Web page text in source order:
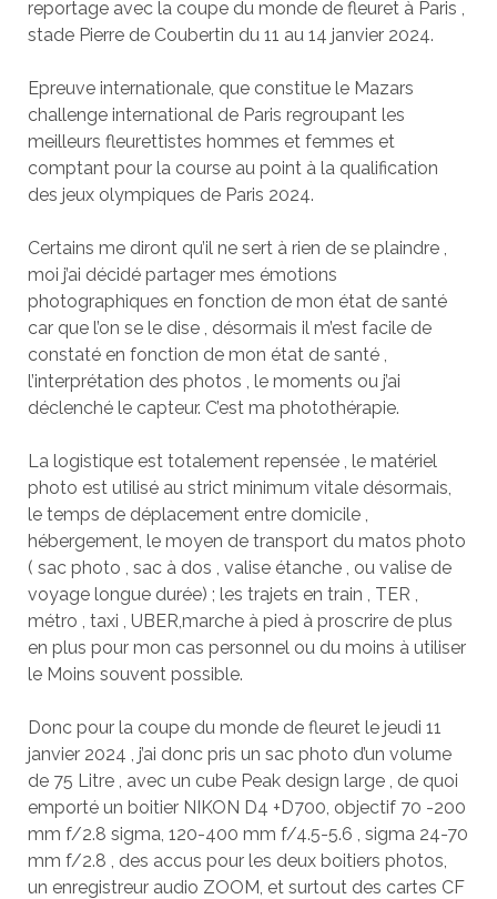
reportage avec la coupe du monde de fleuret à Paris ,
stade Pierre de Coubertin du 11 au 14 janvier 2024.
Epreuve internationale, que constitue le Mazars
challenge international de Paris regroupant les
meilleurs fleurettistes hommes et femmes et
comptant pour la course au point à la qualification
des jeux olympiques de Paris 2024.
Certains me diront qu’il ne sert à rien de se plaindre ,
moi j’ai décidé partager mes émotions
photographiques en fonction de mon état de santé
car que l’on se le dise , désormais il m’est facile de
constaté en fonction de mon état de santé ,
l’interprétation des photos , le moments ou j’ai
déclenché le capteur. C’est ma photothérapie.
La logistique est totalement repensée , le matériel
photo est utilisé au strict minimum vitale désormais,
le temps de déplacement entre domicile ,
hébergement, le moyen de transport du matos photo
( sac photo , sac à dos , valise étanche , ou valise de
voyage longue durée) ; les trajets en train , TER ,
métro , taxi , UBER,marche à pied à proscrire de plus
en plus pour mon cas personnel ou du moins à utiliser
le Moins souvent possible.
Donc pour la coupe du monde de fleuret le jeudi 11
janvier 2024 , j’ai donc pris un sac photo d’un volume
de 75 Litre , avec un cube Peak design large , de quoi
emporté un boitier NIKON D4 +D700, objectif 70 -200
mm f/2.8 sigma, 120-400 mm f/4.5-5.6 , sigma 24-70
mm f/2.8 , des accus pour les deux boitiers photos,
un enregistreur audio ZOOM, et surtout des cartes CF